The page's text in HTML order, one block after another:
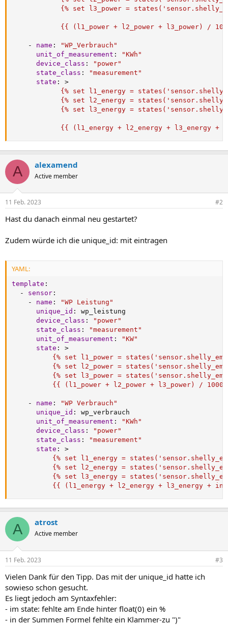
{% set l3_power =
{{ (l1_power + l2_power + l3_power) /
- name :
"WP_Verbrauch"
unit_of_measurement :
"KWh"
device_class :
"power"
state_class :
"measurement"
state :
>
{% set l1_energy =
{% set l2_energy =
{% set l3_energy =
{{ (l1_energy + l2_energy + l3_energy +
A alexamend
Active member
11 Feb. 2023 #2
Hast du danach einmal neu gestartet?
Zudem würde ich die unique_id: mit eintragen
YAML:
template :
-
sensor :
-
name :
"WP Leistung"
unique_id :
wp_leistung
device_class :
"power"
state_class :
"measurement"
unit_of_measurement :
"KW"
state :
>
{% set l1_power =
{% set l2_power =
{% set l3_power =
{{ (l1_power + l2_power + l3_power) /
- name :
"WP Verbrauch"
unique_id :
wp_verbrauch
unit_of_measurement :
"KWh"
device_class :
"power"
state_class :
"measurement"
state :
>
{% set l1_energy =
{% set l2_energy =
{% set l3_energy =
{{ (l1_energy + l2_energy + l3_energy +
A atrost
Active member
11 Feb. 2023 #3
Vielen Dank für den Tipp. Das mit der unique_id hatte ich
sowieso schon gesucht.
Es liegt jedoch am Syntaxfehler:
- im state: fehlte am Ende hinter float(0) ein %
- in der Summen Formel fehlte ein Klammer-zu ")"